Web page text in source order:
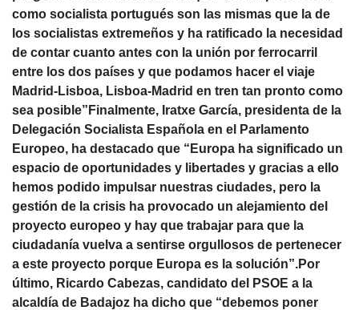
como socialista portugués son las mismas que la de
los socialistas extremeños y ha ratificado la necesidad
de contar cuanto antes con la unión por ferrocarril
entre los dos países y que podamos hacer el viaje
Madrid-Lisboa, Lisboa-Madrid en tren tan pronto como
sea posible”Finalmente, Iratxe García, presidenta de la
Delegación Socialista Española en el Parlamento
Europeo, ha destacado que “Europa ha significado un
espacio de oportunidades y libertades y gracias a ello
hemos podido impulsar nuestras ciudades, pero la
gestión de la crisis ha provocado un alejamiento del
proyecto europeo y hay que trabajar para que la
ciudadanía vuelva a sentirse orgullosos de pertenecer
a este proyecto porque Europa es la solución”.Por
último, Ricardo Cabezas, candidato del PSOE a la
alcaldía de Badajoz ha dicho que “debemos poner